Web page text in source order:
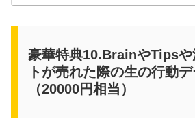
豪華特典10.BrainやTipsや
トが売れた際の生の行動
（20000円相当）